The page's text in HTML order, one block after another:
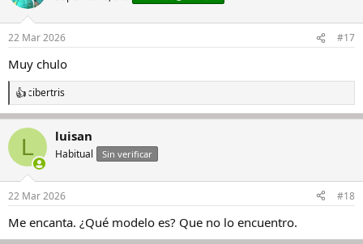
22 Mar 2026 #17
Muy chulo
R
e
c
i
e
:
cibertris
L luisan
Habitual Sin verificar
22 Mar 2026 #18
Me encanta. ¿Qué modelo es? Que no lo encuentro.